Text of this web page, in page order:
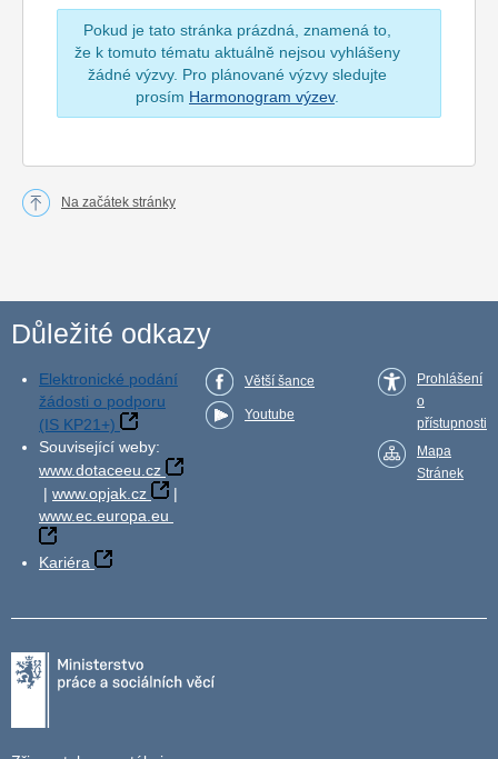
Pokud je tato stránka prázdná, znamená to,
že k tomuto tématu aktuálně nejsou vyhlášeny
žádné výzvy. Pro plánované výzvy sledujte
prosím Harmonogram výzev.
Na začátek stránky
Důležité odkazy
Elektronické podání
žádosti o podporu
(IS KP21+)
Související weby:
www.dotaceeu.cz
| www.opjak.cz
|
www.ec.europa.eu
Kariéra
Větší šance
Youtube
Prohlášení
o
přístupnosti
Mapa
Stránek